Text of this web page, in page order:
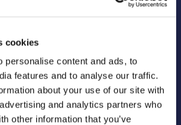
cookies
personalise content and ads, to
features and to analyse our traffic.
about your use of our site with
and analytics partners who
other information that you’ve